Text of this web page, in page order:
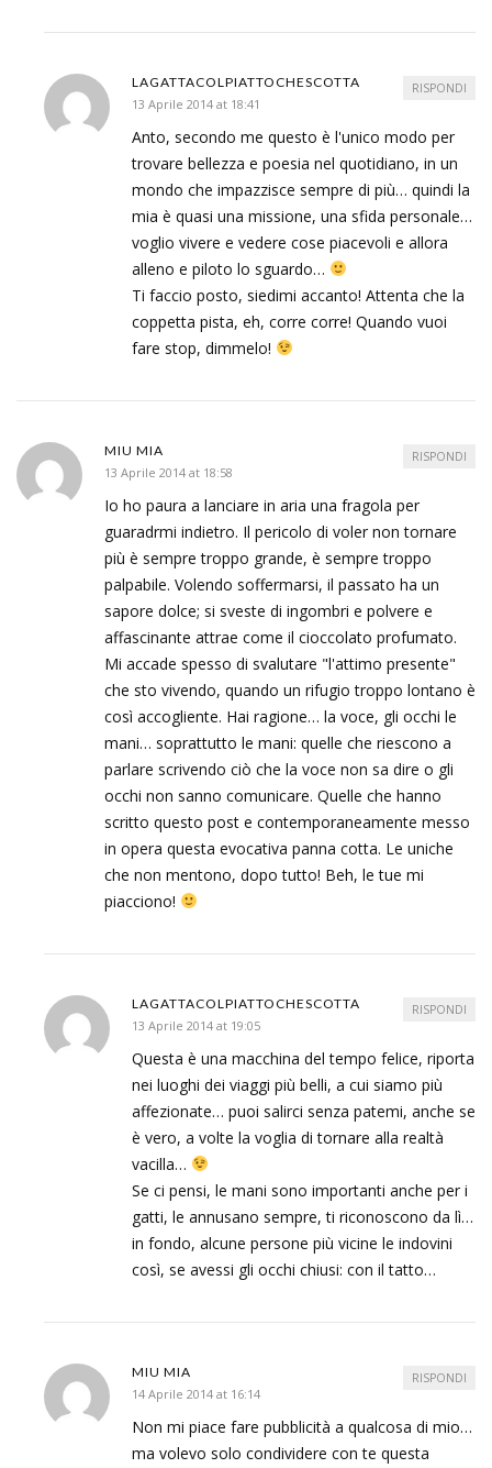
LAGATTACOLPIATTOCHESCOTTA
13 Aprile 2014 at 18:41
Anto, secondo me questo è l'unico modo per
trovare bellezza e poesia nel quotidiano, in un
mondo che impazzisce sempre di più… quindi la
mia è quasi una missione, una sfida personale…
voglio vivere e vedere cose piacevoli e allora
alleno e piloto lo sguardo…
Ti faccio posto, siedimi accanto! Attenta che la
coppetta pista, eh, corre corre! Quando vuoi
fare stop, dimmelo!
RISPONDI
MIU MIA
13 Aprile 2014 at 18:58
Io ho paura a lanciare in aria una fragola per
guaradrmi indietro. Il pericolo di voler non tornare
più è sempre troppo grande, è sempre troppo
palpabile. Volendo soffermarsi, il passato ha un
sapore dolce; si sveste di ingombri e polvere e
affascinante attrae come il cioccolato profumato.
Mi accade spesso di svalutare "l'attimo presente"
che sto vivendo, quando un rifugio troppo lontano è
così accogliente. Hai ragione… la voce, gli occhi le
mani… soprattutto le mani: quelle che riescono a
parlare scrivendo ciò che la voce non sa dire o gli
occhi non sanno comunicare. Quelle che hanno
scritto questo post e contemporaneamente messo
in opera questa evocativa panna cotta. Le uniche
che non mentono, dopo tutto! Beh, le tue mi
piacciono!
RISPONDI
LAGATTACOLPIATTOCHESCOTTA
13 Aprile 2014 at 19:05
Questa è una macchina del tempo felice, riporta
nei luoghi dei viaggi più belli, a cui siamo più
affezionate… puoi salirci senza patemi, anche se
è vero, a volte la voglia di tornare alla realtà
vacilla…
Se ci pensi, le mani sono importanti anche per i
gatti, le annusano sempre, ti riconoscono da lì…
in fondo, alcune persone più vicine le indovini
così, se avessi gli occhi chiusi: con il tatto…
RISPONDI
MIU MIA
14 Aprile 2014 at 16:14
Non mi piace fare pubblicità a qualcosa di mio…
ma volevo solo condividere con te questa
RISPONDI